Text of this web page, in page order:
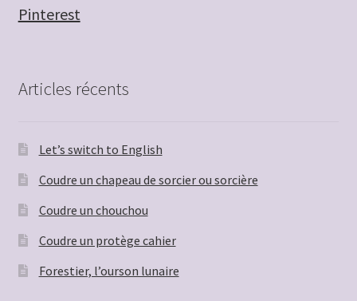
Pinterest
Articles récents
Let’s switch to English
Coudre un chapeau de sorcier ou sorcière
Coudre un chouchou
Coudre un protège cahier
Forestier, l’ourson lunaire